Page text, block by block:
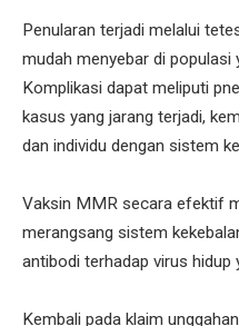
Penularan terjadi melalui
mudah menyebar di populasi
Komplikasi dapat meliputi
kasus yang jarang terjadi,
dan individu dengan sistem
Vaksin MMR secara efektif
merangsang sistem
antibodi terhadap virus hidup
Kembali pada klaim